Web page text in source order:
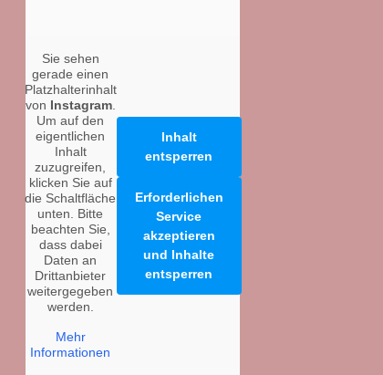
Sie sehen
gerade einen
Platzhalterinhalt
von Instagram.
Um auf den
eigentlichen
Inhalt
zuzugreifen,
klicken Sie auf
die Schaltfläche
unten. Bitte
beachten Sie,
dass dabei
Daten an
Drittanbieter
weitergegeben
werden.
Mehr
Informationen
Inhalt
entsperren
Erforderlichen
Service
akzeptieren
und Inhalte
entsperren